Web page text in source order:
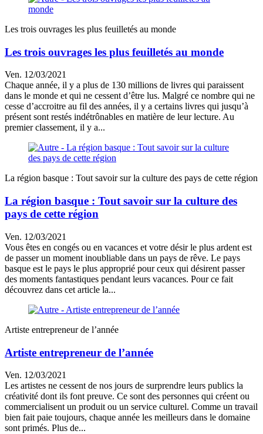
Les trois ouvrages les plus feuilletés au monde
Les trois ouvrages les plus feuilletés au monde
Ven. 12/03/2021
Chaque année, il y a plus de 130 millions de livres qui paraissent
dans le monde et qui ne cessent d’être lus. Malgré ce nombre qui ne
cesse d’accroitre au fil des années, il y a certains livres qui jusqu’à
présent sont restés indétrônables en matière de leur lecture. Au
premier classement, il y a...
La région basque : Tout savoir sur la culture des pays de cette région
La région basque : Tout savoir sur la culture des
pays de cette région
Ven. 12/03/2021
Vous êtes en congés ou en vacances et votre désir le plus ardent est
de passer un moment inoubliable dans un pays de rêve. Le pays
basque est le pays le plus approprié pour ceux qui désirent passer
des moments fantastiques pendant leurs vacances. Pour ce fait
découvrez dans cet article la...
Artiste entrepreneur de l’année
Artiste entrepreneur de l’année
Ven. 12/03/2021
Les artistes ne cessent de nos jours de surprendre leurs publics la
créativité dont ils font preuve. Ce sont des personnes qui créent ou
commercialisent un produit ou un service culturel. Comme un travail
bien fait paie toujours, chaque année les meilleurs dans le domaine
sont primés. Plus de...